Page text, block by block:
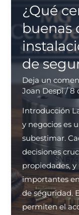
servicio
para
la
instalación
de
cerraduras
en
Sant
Joan
Despí?
¿Qué
buenas
de
Deja un
Joan Despi/8
Introducción
y negocios es
subestimar.
decisiones
propiedades,
importantes
de seguridad.
permiten el